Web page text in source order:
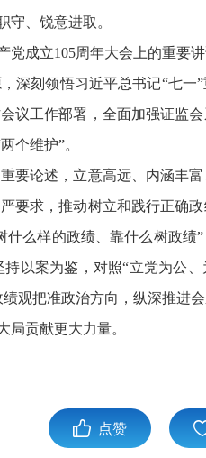
、锐意进取。
成立105周年大会上的重要
深刻领悟习近平总书记“七一
议工作部署，全面加强证监
个维护”。
要论述，立意高远、内涵丰
要求，推动树立和践行正确
么样的政绩、靠什么树政绩
以案为鉴，对照“立党为公
观把准政治方向，纵深推进
贡献更大力量。
点赞